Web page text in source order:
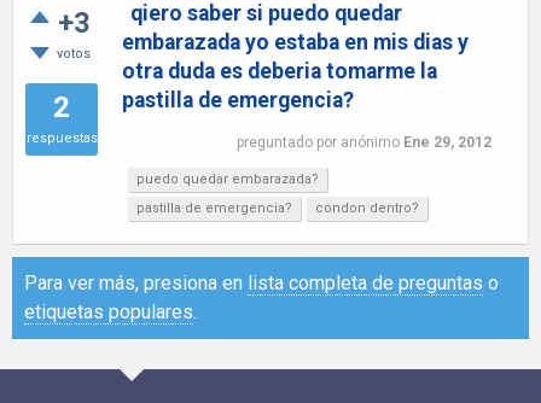
+3
votos
2
respuestas
qiero saber si puedo quedar
embarazada yo estaba en mis dias y
otra duda es deberia tomarme la
pastilla de emergencia?
preguntado por anónimo Ene 29, 2012
puedo quedar embarazada?
pastilla de emergencia?
condon dentro?
Para ver más, presiona en lista completa de preguntas o
etiquetas populares.